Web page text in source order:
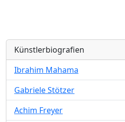
Künstlerbiografien
Ibrahim Mahama
Gabriele Stötzer
Achim Freyer